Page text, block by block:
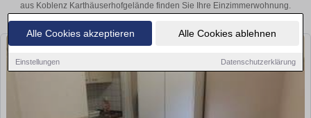
Alle Cookies akzeptieren Alle Cookies ablehnen
Einstellungen Datenschutzerklärung
aus Koblenz Karthäuserhofgelände finden Sie Ihre Einzimmerwohnung.